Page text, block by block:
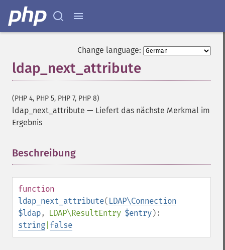
Change language:
ldap_next_attribute
(PHP 4, PHP 5, PHP 7, PHP 8)
ldap_next_attribute — Liefert das nächste Merkmal im
Ergebnis
Beschreibung
function
ldap_next_attribute( LDAP\Connection
$ldap, LDAP\ResultEntry $entry):
string false